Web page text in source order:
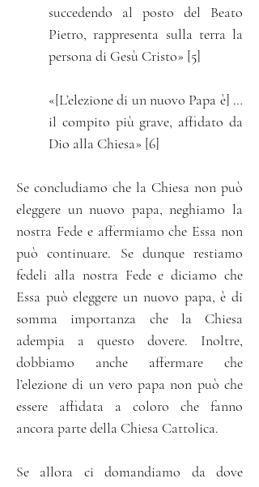
succedendo al posto del Beato
Pietro, rappresenta sulla terra la
persona di Gesù Cristo» [5]
«[L’elezione di un nuovo Papa è] …
il compito più grave, affidato da
Dio alla Chiesa» [6]
Se concludiamo che la Chiesa non può
eleggere un nuovo papa, neghiamo la
nostra Fede e affermiamo che Essa non
può continuare. Se dunque restiamo
fedeli alla nostra Fede e diciamo che
Essa può eleggere un nuovo papa, è di
somma importanza che la Chiesa
adempia a questo dovere. Inoltre,
dobbiamo anche affermare che
l’elezione di un vero papa non può che
essere affidata a coloro che fanno
ancora parte della Chiesa Cattolica.
Se allora ci domandiamo da dove